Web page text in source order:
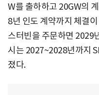
W를 출하하고 20GW의
8년 인도 계약까지 체결
스터빈을 주문하면 2029
시는 2027~2028년까지
졌다.